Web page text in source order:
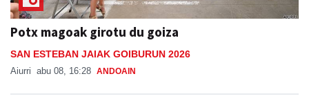
Potx magoak girotu du goiza
SAN ESTEBAN JAIAK GOIBURUN 2026
Aiurri abu 08, 16:28 ANDOAIN